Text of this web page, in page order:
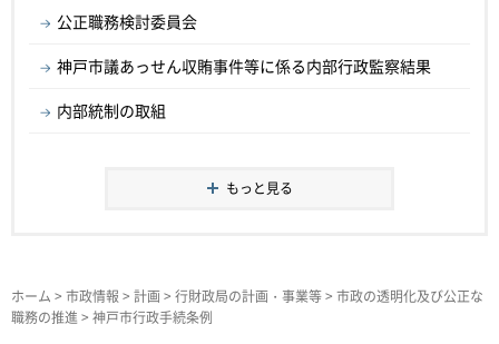
公正職務検討委員会
神戸市議あっせん収賄事件等に係る内部行政監察結果
内部統制の取組
もっと見る
ホーム > 市政情報 > 計画> 行財政局の計画・事業等> 市政の透明化及び公正な
職務の推進 > 神戸市行政手続条例